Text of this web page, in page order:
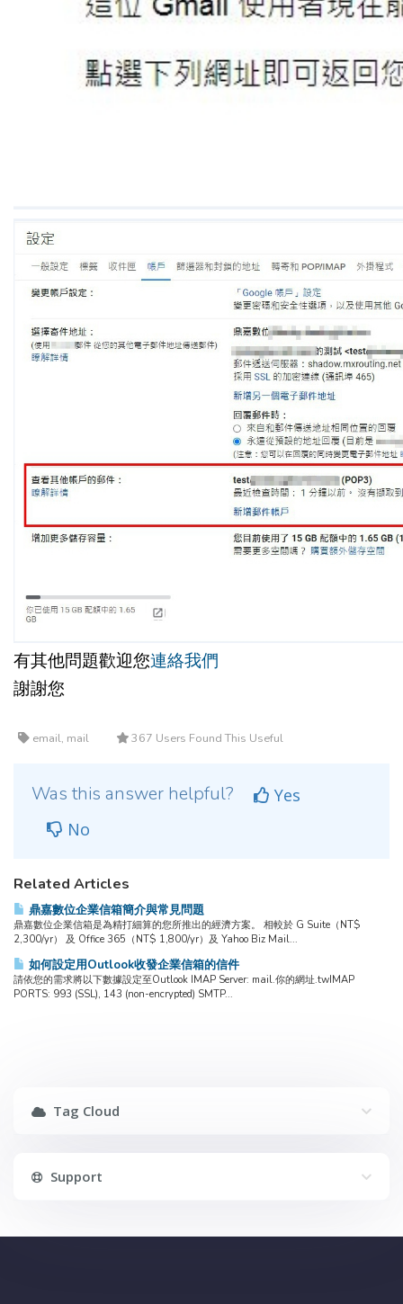
有其他問題歡迎您連絡我們
謝謝您
email, mail 367 Users Found This Useful
Was this answer helpful?
Yes
No
Related Articles
鼎嘉數位企業信箱簡介與常見問題
鼎嘉數位企業信箱是為精打細算的您所推出的經濟方案。 相較於 G Suite（NT$
2,300/yr） 及 Office 365（NT$ 1,800/yr）及 Yahoo Biz Mail...
如何設定用Outlook收發企業信箱的信件
請依您的需求將以下數據設定至Outlook IMAP Server: mail.你的網址.twIMAP
PORTS: 993 (SSL), 143 (non-encrypted) SMTP...
Tag Cloud
Support